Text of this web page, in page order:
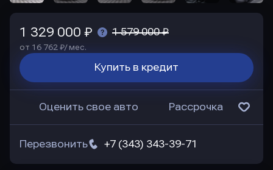
1 329 000 ₽ 1 579 000 ₽
от 16 762 ₽/ мес.
Купить в кредит
Оценить свое авто Рассрочка
+7 (343) 343-39-71
Перезвонить